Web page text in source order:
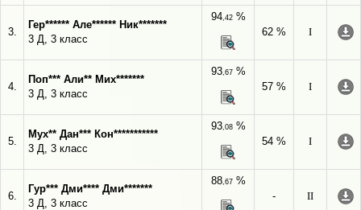
3.
Гер****** Але****** Ник*******
3 Д, 3 класс
94,42%
62 %
I
4.
Поп*** Али** Мих*******
3 Д, 3 класс
93,67%
57 %
I
5.
Мух** Дан*** Кон***********
3 Д, 3 класс
93,08%
54 %
I
6.
Гур*** Дми**** Дми*******
3 Д, 3 класс
88,67%
-
II